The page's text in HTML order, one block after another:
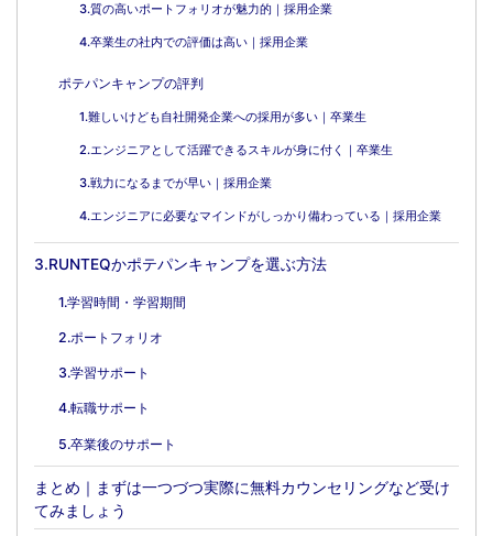
3.質の高いポートフォリオが魅力的｜採用企業
4.卒業生の社内での評価は高い｜採用企業
ポテパンキャンプの評判
1.難しいけども自社開発企業への採用が多い｜卒業生
2.エンジニアとして活躍できるスキルが身に付く｜卒業生
3.戦力になるまでが早い｜採用企業
4.エンジニアに必要なマインドがしっかり備わっている｜採用企業
3.RUNTEQかポテパンキャンプを選ぶ方法
1.学習時間・学習期間
2.ポートフォリオ
3.学習サポート
4.転職サポート
5.卒業後のサポート
まとめ｜まずは一つづつ実際に無料カウンセリングなど受け
てみましょう